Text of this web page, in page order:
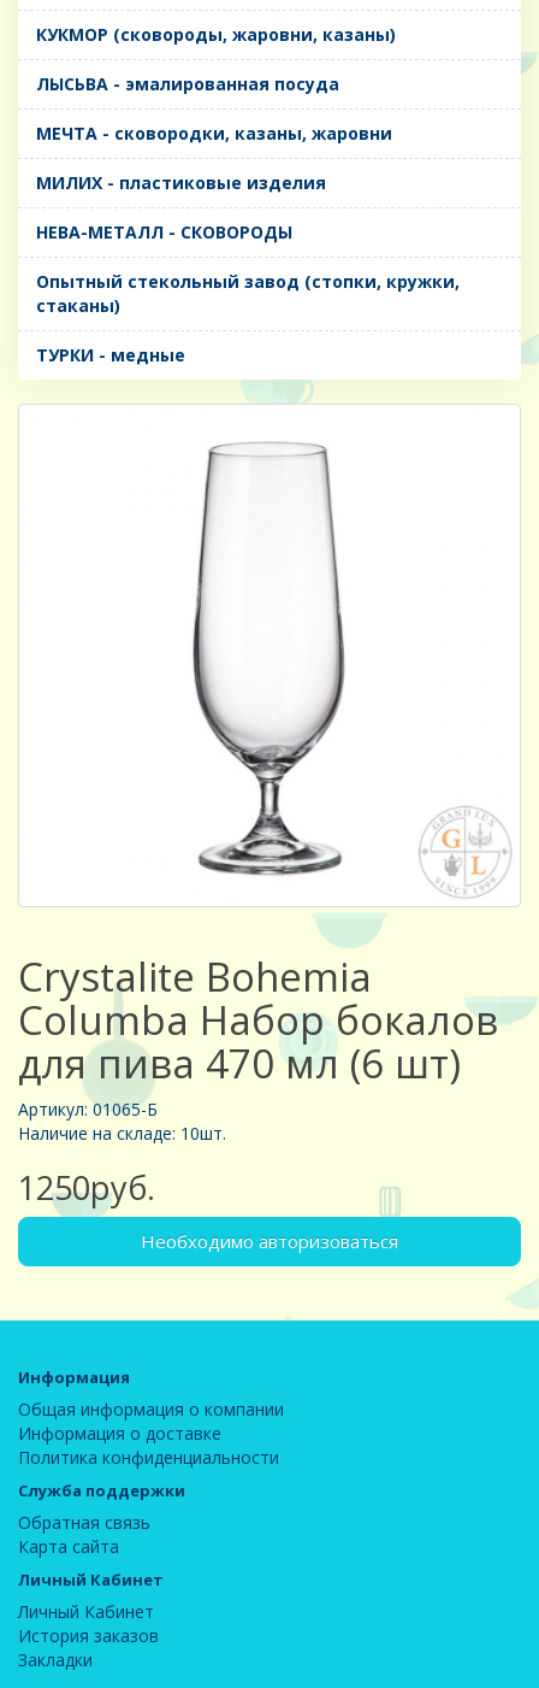
КУКМОР (сковороды, жаровни, казаны)
ЛЫСЬВА - эмалированная посуда
МЕЧТА - сковородки, казаны, жаровни
МИЛИХ - пластиковые изделия
НЕВА-МЕТАЛЛ - СКОВОРОДЫ
Опытный стекольный завод (стопки, кружки,
стаканы)
ТУРКИ - медные
Crystalite Bohemia
Columba Набор бокалов
для пива 470 мл (6 шт)
Артикул: 01065-Б
Наличие на складе: 10шт.
1250руб.
Необходимо авторизоваться
Информация
Общая информация о компании
Информация о доставке
Политика конфиденциальности
Служба поддержки
Обратная связь
Карта сайта
Личный Кабинет
Личный Кабинет
История заказов
Закладки